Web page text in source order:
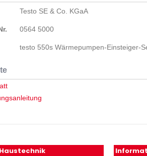
Testo SE & Co. KGaA
0564 5000
testo 550s Wärmepumpen-Einsteiger-
Haustechnik